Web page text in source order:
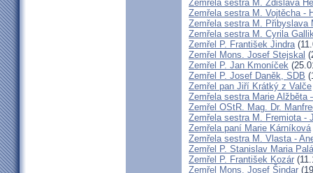
Zemřela sestra M. Zdislava
Zemřela sestra M. Vojtěcha -
Zemřela sestra M. Přibyslava
Zemřela sestra M. Cyrila
Zemřel P. František Jindra
Zemřel Mons. Josef Stejskal
Zemřel P. Jan Kmoníček
Zemřel P. Josef Daněk, SDB
Zemřel pan Jiří Krátký z Valče
Zemřela sestra Marie Alžběta
Zemřel OStR. Mag. Dr.
Zemřela sestra M. Fremiota -
Zemřela paní Marie Kárníková
Zemřela sestra M. Vlasta -
Zemřel P. Stanislav Maria
Zemřel P. František Kozár
Zemřel Mons. Josef Šindar